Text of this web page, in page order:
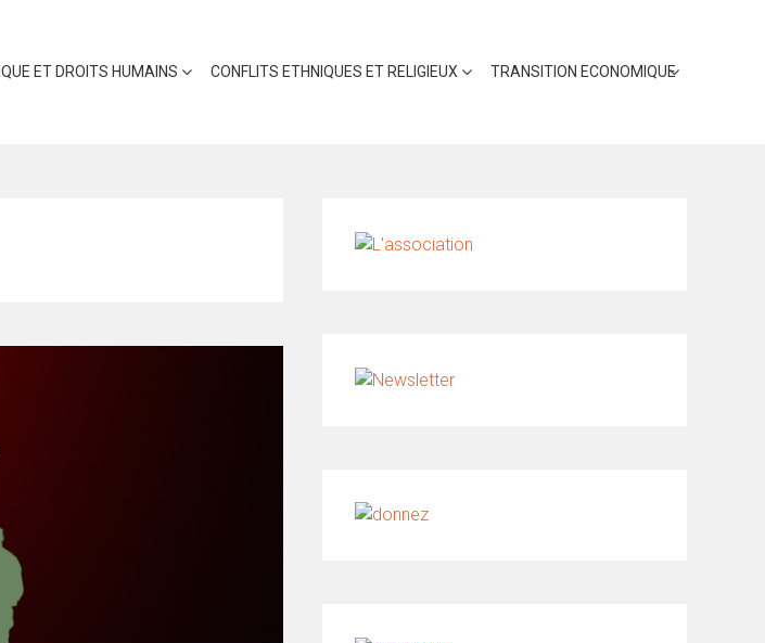
ET DROITS HUMAINS CONFLITS ETHNIQUES ET RELIGIEUX TRANSITION ECONOMIQUE